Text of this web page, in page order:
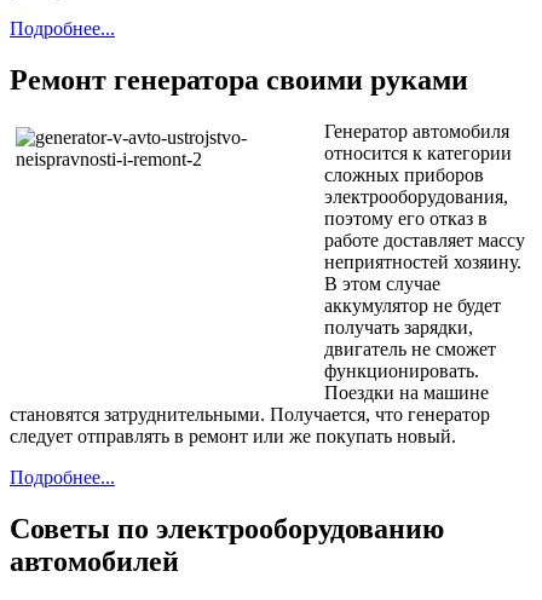
Подробнее...
Ремонт генератора своими руками
Генератор автомобиля
относится к категории
сложных приборов
электрооборудования,
поэтому его отказ в
работе доставляет массу
неприятностей хозяину.
В этом случае
аккумулятор не будет
получать зарядки,
двигатель не сможет
функционировать.
Поездки на машине
становятся затруднительными. Получается, что генератор
следует отправлять в ремонт или же покупать новый.
Подробнее...
Советы по электрооборудованию
автомобилей